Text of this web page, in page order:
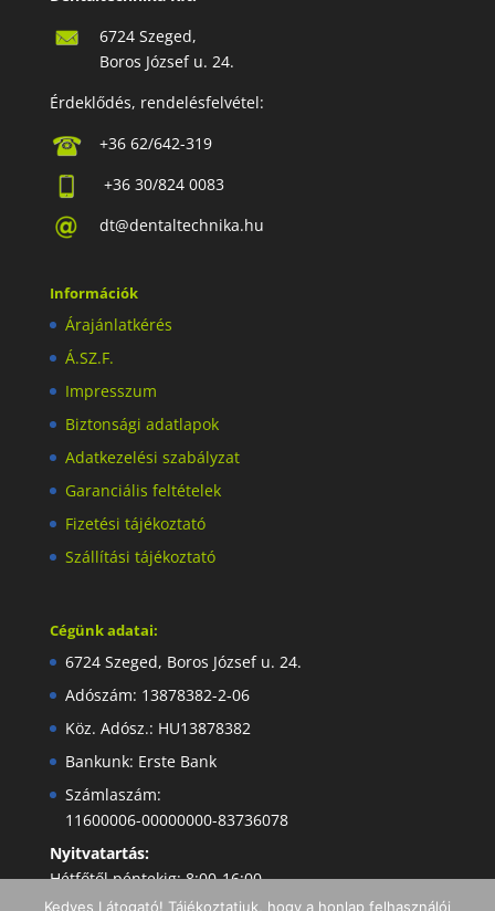
6724 Szeged,
Boros József u. 24.
Érdeklődés, rendelésfelvétel:
+36 62/642-319
+36 30/824 0083
dt@dentaltechnika.hu
Információk
Árajánlatkérés
Á.SZ.F.
Impresszum
Biztonsági adatlapok
Adatkezelési szabályzat
Garanciális feltételek
Fizetési tájékoztató
Szállítási tájékoztató
Cégünk adatai:
6724 Szeged, Boros József u. 24.
Adószám: 13878382-2-06
Köz. Adósz.: HU13878382
Bankunk: Erste Bank
Számlaszám:
11600006-00000000-83736078
Nyitvatartás:
Hétfőtől péntekig: 8:00-16:00
Kedves Látogató! Tájékoztatjuk, hogy a honlap felhasználói